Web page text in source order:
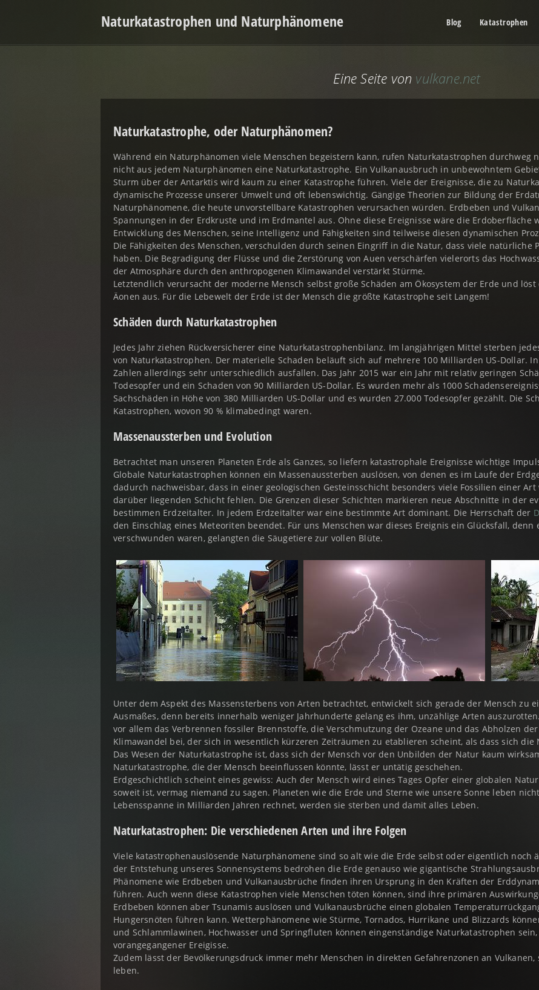
Naturkatastrophen und Naturphänomene Blog Katastrophen
Eine Seite von vulkane.net
Naturkatastrophe, oder Naturphänomen?
Während ein Naturphänomen viele Menschen begeistern kann, rufen Naturkatastrophen durchweg
nicht aus jedem Naturphänomen eine Naturkatastrophe. Ein Vulkanausbruch in unbewohntem
Sturm über der Antarktis wird kaum zu einer Katastrophe führen. Viele der Ereignisse, die zu
dynamische Prozesse unserer Umwelt und oft lebenswichtig. Gängige Theorien zur Bildung der
Naturphänomene, die heute unvorstellbare Katastrophen verursachen würden. Erdbeben und
Spannungen in der Erdkruste und im Erdmantel aus. Ohne diese Ereignisse wäre die Erdoberfläche
Entwicklung des Menschen, seine Intelligenz und Fähigkeiten sind teilweise diesen dynamischen
Die Fähigkeiten des Menschen, verschulden durch seinen Eingriff in die Natur, dass viele natürliche
haben. Die Begradigung der Flüsse und die Zerstörung von Auen verschärfen vielerorts das
der Atmosphäre durch den anthropogenen Klimawandel verstärkt Stürme.
Letztendlich verursacht der moderne Mensch selbst große Schäden am Ökosystem der Erde und
Äonen aus. Für die Lebewelt der Erde ist der Mensch die größte Katastrophe seit Langem!
Schäden durch Naturkatastrophen
Jedes Jahr ziehen Rückversicherer eine Naturkatastrophenbilanz. Im langjährigen Mittel sterben
von Naturkatastrophen. Der materielle Schaden beläuft sich auf mehrere 100 Milliarden US-Dollar.
Zahlen allerdings sehr unterschiedlich ausfallen. Das Jahr 2015 war ein Jahr mit relativ geringen
Todesopfer und ein Schaden von 90 Milliarden US-Dollar. Es wurden mehr als 1000
Sachschäden in Höhe von 380 Milliarden US-Dollar und es wurden 27.000 Todesopfer gezählt. Die
Katastrophen, wovon 90 % klimabedingt waren.
Massenaussterben und Evolution
Betrachtet man unseren Planeten Erde als Ganzes, so liefern katastrophale Ereignisse wichtige
Globale Naturkatastrophen können ein Massenaussterben auslösen, von denen es im Laufe der
dadurch nachweisbar, dass in einer geologischen Gesteinsschicht besonders viele Fossilien einer
darüber liegenden Schicht fehlen. Die Grenzen dieser Schichten markieren neue Abschnitte in der
bestimmen Erdzeitalter. In jedem Erdzeitalter war eine bestimmte Art dominant. Die Herrschaft der
den Einschlag eines Meteoriten beendet. Für uns Menschen war dieses Ereignis ein Glücksfall,
verschwunden waren, gelangten die Säugetiere zur vollen Blüte.
Unter dem Aspekt des Massensterbens von Arten betrachtet, entwickelt sich gerade der Mensch zu
Ausmaßes, denn bereits innerhalb weniger Jahrhunderte gelang es ihm, unzählige Arten
vor allem das Verbrennen fossiler Brennstoffe, die Verschmutzung der Ozeane und das Abholzen
Klimawandel bei, der sich in wesentlich kürzeren Zeiträumen zu etablieren scheint, als dass sich die
Das Wesen der Naturkatastrophe ist, dass sich der Mensch vor den Unbilden der Natur kaum
Naturkatastrophe, die der Mensch beeinflussen könnte, lässt er untätig geschehen.
Erdgeschichtlich scheint eines gewiss: Auch der Mensch wird eines Tages Opfer einer globalen
soweit ist, vermag niemand zu sagen. Planeten wie die Erde und Sterne wie unsere Sonne leben
Lebensspanne in Milliarden Jahren rechnet, werden sie sterben und damit alles Leben.
Naturkatastrophen: Die verschiedenen Arten und ihre Folgen
Viele katastrophenauslösende Naturphänomene sind so alt wie die Erde selbst oder eigentlich noch
der Entstehung unseres Sonnensystems bedrohen die Erde genauso wie gigantische
Phänomene wie Erdbeben und Vulkanausbrüche finden ihren Ursprung in den Kräften der
führen. Auch wenn diese Katastrophen viele Menschen töten können, sind ihre primären
Erdbeben können aber Tsunamis auslösen und Vulkanausbrüche einen globalen
Hungersnöten führen kann. Wetterphänomene wie Stürme, Tornados, Hurrikane und Blizzards
und Schlammlawinen, Hochwasser und Springfluten können eingenständige Naturkatastrophen
vorangegangener Ereigisse.
Zudem lässt der Bevölkerungsdruck immer mehr Menschen in direkten Gefahrenzonen an
leben.